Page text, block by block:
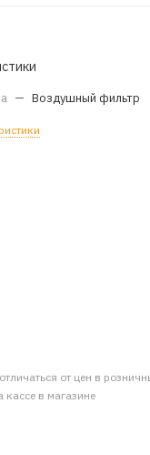
— Воздушный фильтр
от цен в
кассе в магазине